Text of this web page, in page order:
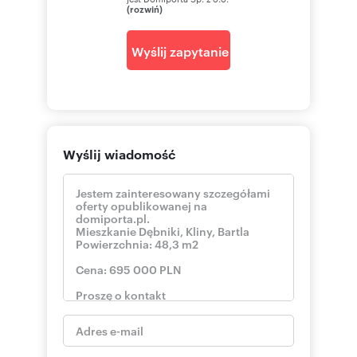
Prezentacja nieruchomości po podpisaniu
umowy pośrednictwa jest bezpłatna.
::DODATKOWE INFORMACJE
Rodzaj budynku: blok
Dojazd: asfalt
Otoczenie: osiedle
Internet: TAK
Telewizja kablowa: TAK
Komunikacja publ.: autobus
Winda: NIE
Usytuowanie: narożne
Opłaty w czynszu: zaliczka na fundusz
remontowy, wywóz śmieci, woda ciepła, woda,
Części wspólne, CO, administracja
Opłaty wg liczników: Woda zimna, Woda ciepła,
prąd, CO
(rozwiń)
Wyślij zapytanie
Wyślij wiadomość